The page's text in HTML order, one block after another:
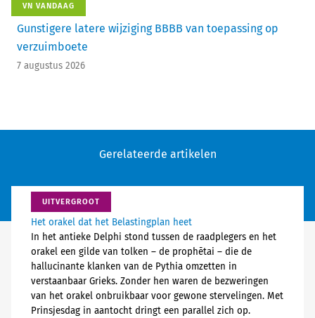
VN VANDAAG
Gunstigere latere wijziging BBBB van toepassing op
verzuimboete
7 augustus 2026
Gerelateerde artikelen
UITVERGROOT
Het orakel dat het Belastingplan heet
In het antieke Delphi stond tussen de raadplegers en het
orakel een gilde van tolken – de prophētai – die de
hallucinante klanken van de Pythia omzetten in
verstaanbaar Grieks. Zonder hen waren de bezweringen
van het orakel onbruikbaar voor gewone stervelingen. Met
Prinsjesdag in aantocht dringt een parallel zich op.